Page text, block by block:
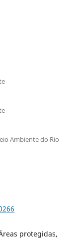
Ambiente do Rio
protegidas,